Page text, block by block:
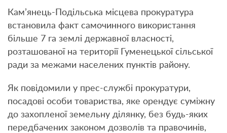
Кам’янець-Подільська місцева прокуратура
встановила факт самочинного використання
більше 7 га землі державної власності,
розташованої на території Гуменецької сільської
ради за межами населених пунктів району.
Як повідомили у прес-службі прокуратури,
посадові особи товариства, яке орендує суміжну
до захопленої земельну ділянку, без будь-яких
передбачених законом дозволів та правочинів,